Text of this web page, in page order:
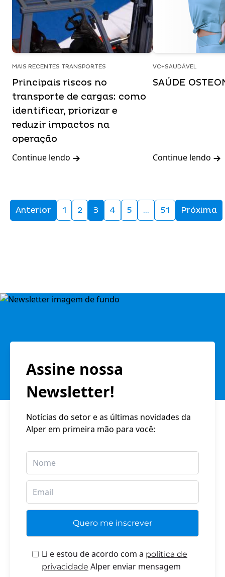
MAIS RECENTES TRANSPORTES
Principais riscos no
transporte de cargas: como
identificar, priorizar e
reduzir impactos na
operação
Continue lendo
VC+SAUDÁVEL
SAÚDE
Continue lendo
Anterior 1 2 3 4 5 … 51 Próxima
Assine nossa
Newsletter!
Notícias do setor e as últimas novidades da
Alper em primeira mão para você:
Li e estou de acordo com a política de
privacidade Alper enviar mensagem